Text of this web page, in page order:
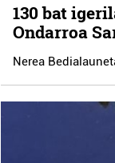
130 bat
Ondarroa
Nerea